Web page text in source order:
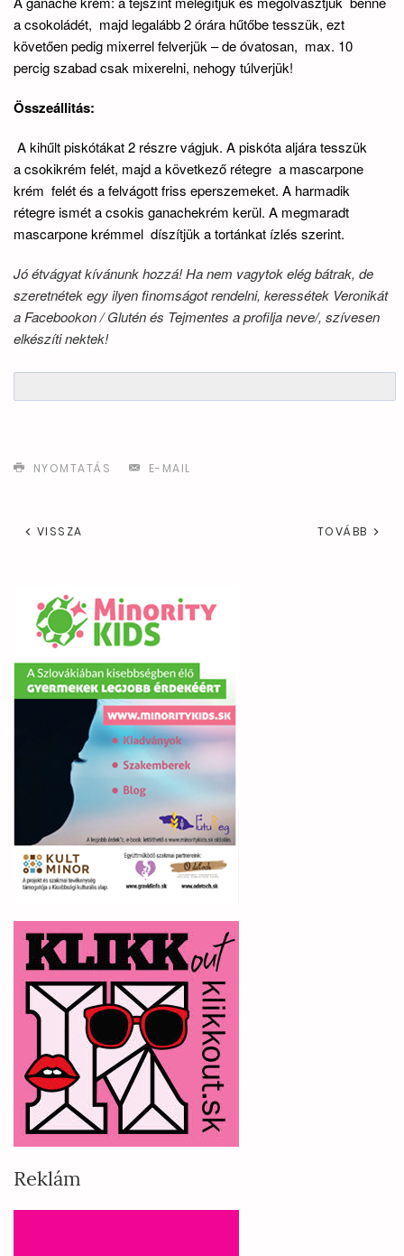
a csokoládét, majd legalább 2 órára hűtőbe tesszük, ezt
követően pedig mixerrel felverjük – de óvatosan, max. 10
percig szabad csak mixerelni, nehogy túlverjük!
Összeállitás:
A kihűlt piskótákat 2 részre vágjuk. A piskóta aljára tesszük
a csokikrém felét, majd a következő rétegre a mascarpone
krém felét és a felvágott friss eperszemeket. A harmadik
rétegre ismét a csokis ganachekrém kerül. A megmaradt
mascarpone krémmel díszítjük a tortánkat ízlés szerint.
Jó étvágyat kívánunk hozzá! Ha nem vagytok elég bátrak, de
szeretnétek egy ilyen finomságot rendelni, keressétek Veronikát
a Facebookon / Glutén és Tejmentes a profilja neve/, szívesen
elkészíti nektek!
NYOMTATÁS E-MAIL
VISSZA TOVÁBB
Reklám